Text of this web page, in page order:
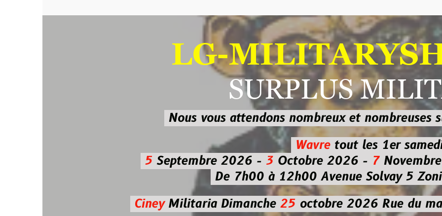
LG-
SURPLUS
Nous vous attendons nombreux et nombreusessur les
Wavre
tout les 1er samedi
Septembre 2026 -3Octobre 2026 - 7Novembre 2026
De 7h00 à 12h00 Avenue Solvay 5 Zoning
MilitariaDimanche25octobre 2026Rue du marché